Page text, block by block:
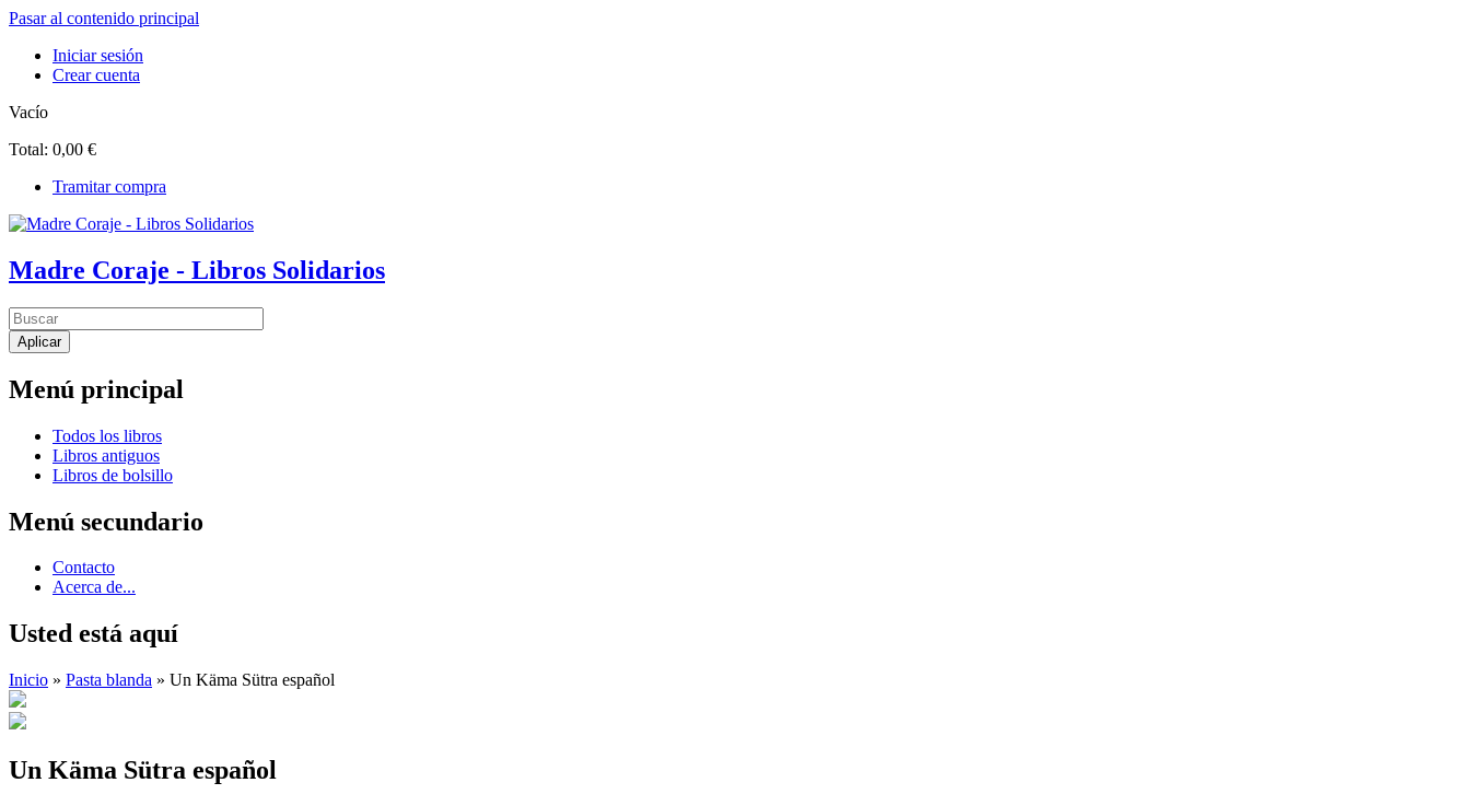
Pasar al contenido principal
Iniciar sesión
Crear cuenta
Vacío
Total: 0,00 €
Tramitar compra
Madre Coraje - Libros Solidarios
Menú principal
Todos los libros
Libros antiguos
Libros de bolsillo
Menú secundario
Contacto
Acerca de...
Usted está aquí
Inicio » Pasta blanda » Un Käma Sütra español
Un Käma Sütra español